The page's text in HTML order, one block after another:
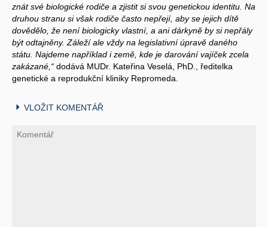
znát své biologické rodiče a zjistit si svou genetickou identitu. Na
druhou stranu si však rodiče často nepřejí, aby se jejich dítě
dovědělo, že není biologicky vlastní, a ani dárkyně by si nepřály
být odtajněny. Záleží ale vždy na legislativní úpravě daného
státu. Najdeme například i země, kde je darování vajíček zcela
zakázané,“ dodává MUDr. Kateřina Veselá, PhD., ředitelka
genetické a reprodukční kliniky Repromeda.
VLOŽIT KOMENTÁŘ